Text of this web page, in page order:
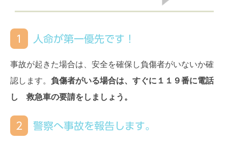
1 人命が第一優先です！
事故が起きた場合は、安全を確保し負傷者がいないか確
認します。 負傷者がいる場合は、すぐに１１９番に電話
し 救急車の要請をしましょう。
2 警察へ事故を報告します。